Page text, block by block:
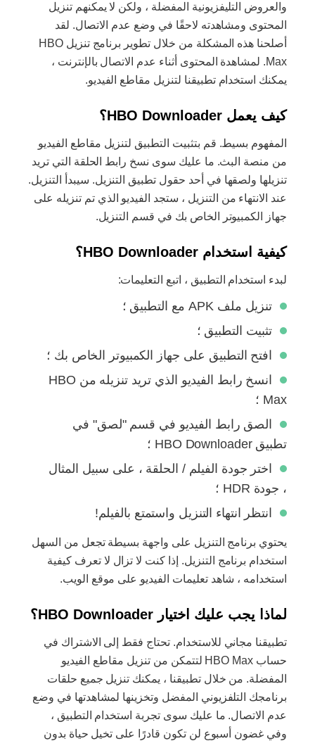
والعروض التليفزيونية المفضلة ، ولكن لا يمكنهم تنزيل
المحتوى ومشاهدته لاحقًا في وضع عدم الاتصال. لقد
أصلحنا هذه المشكلة من خلال تطوير برنامج تنزيل HBO
Max. لمشاهدة المحتوى أثناء عدم الاتصال بالإنترنت ،
يمكنك استخدام تطبيقنا لتنزيل مقاطع الفيديو.
كيف يعمل HBO Downloader؟
المفهوم بسيط. قم بتثبيت التطبيق لتنزيل مقاطع الفيديو
من منصة البث. ما عليك سوى نسخ رابط الحلقة التي تريد
تنزيلها ولصقها في أحد حقول تطبيق التنزيل. سيبدأ التنزيل.
عند الانتهاء من التنزيل ، ستجد الفيديو الذي تم تنزيله على
جهاز الكمبيوتر الخاص بك في قسم التنزيل.
كيفية استخدام HBO Downloader؟
لبدء استخدام التطبيق ، اتبع التعليمات:
تنزيل ملف APK مع التطبيق ؛
تثبيت التطبيق ؛
افتح التطبيق على جهاز الكمبيوتر الخاص بك ؛
انسخ رابط الفيديو الذي تريد تنزيله من HBO
Max ؛
الصق رابط الفيديو في قسم "لصق" في
تطبيق HBO Downloader ؛
اختر جودة الفيلم / الحلقة ، على سبيل المثال
، جودة HDR ؛
انتظر انتهاء التنزيل واستمتع بالفيلم!
يحتوي برنامج التنزيل على واجهة بسيطة تجعل من السهل
استخدام برنامج التنزيل. إذا كنت لا تزال لا تعرف كيفية
استخدامه ، شاهد تعليمات الفيديو على موقع الويب.
لماذا يجب عليك اختيار HBO Downloader؟
تطبيقنا مجاني للاستخدام. تحتاج فقط إلى الاشتراك في
حساب HBO Max لتتمكن من تنزيل مقاطع الفيديو
المفضلة. من خلال تطبيقنا ، يمكنك تنزيل جميع حلقات
برنامجك التلفزيوني المفضل وتخزينها لمشاهدتها في وضع
عدم الاتصال. ما عليك سوى تجربة استخدام التطبيق ،
وفي غضون أسبوع لن تكون قادرًا على تخيل حياة بدون